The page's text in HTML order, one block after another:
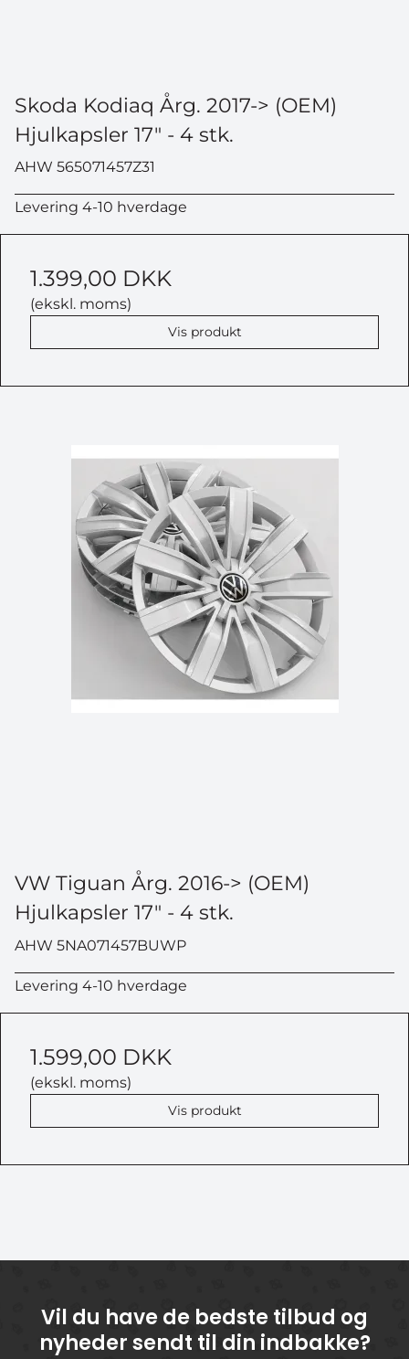
Skoda Kodiaq Årg. 2017-> (OEM)
Hjulkapsler 17" - 4 stk.
AHW 565071457Z31
Levering 4-10 hverdage
1.399,00 DKK
(ekskl. moms)
Vis produkt
VW Tiguan Årg. 2016-> (OEM)
Hjulkapsler 17" - 4 stk.
AHW 5NA071457BUWP
Levering 4-10 hverdage
1.599,00 DKK
(ekskl. moms)
Vis produkt
Vil du have de bedste tilbud og
nyheder sendt til din indbakke?